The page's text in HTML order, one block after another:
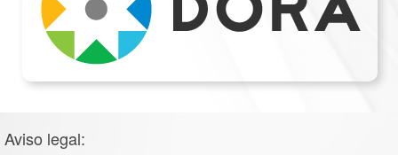
Aviso legal: